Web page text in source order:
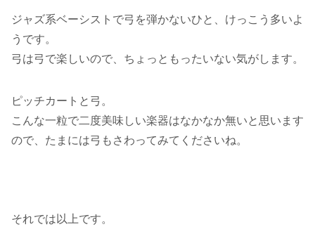
ジャズ系ベーシストで弓を弾かないひと、けっこう多いよ
うです。
弓は弓で楽しいので、ちょっともったいない気がします。
ピッチカートと弓。
こんな一粒で二度美味しい楽器はなかなか無いと思います
ので、たまには弓もさわってみてくださいね。
それでは以上です。